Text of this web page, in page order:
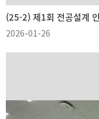
(25-2) 제1회 전공설계
2026-01-26